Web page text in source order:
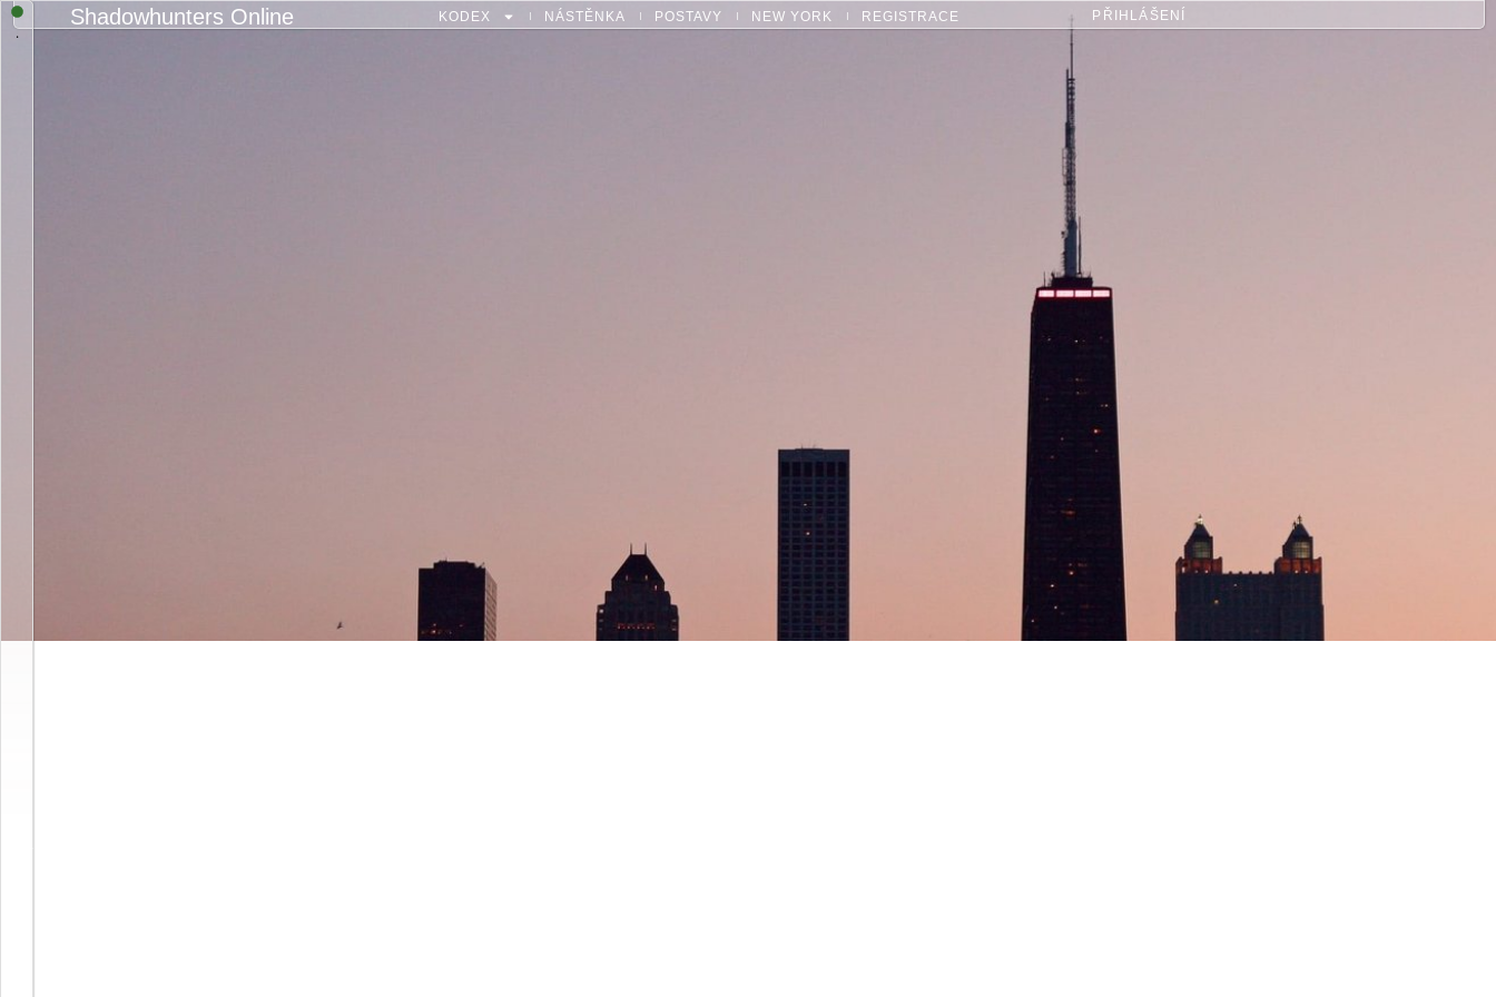
Shadowhunters Online KODEX NÁSTĚNKA POSTAVY NEW YORK REGISTRACE PŘIHLÁŠENÍ
.